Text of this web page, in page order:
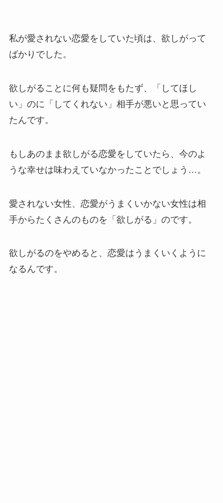
私が愛されない恋愛をしていた頃は、欲しがって
ばかりでした。
欲しがることに何も疑問をもたず、「してほし
い」のに「してくれない」相手が悪いと思ってい
たんです。
もしあのまま欲しがる恋愛をしていたら、今のよ
うな幸せは味わえていなかったことでしょう…。
愛されない女性、恋愛がうまくいかない女性は相
手からたくさんのものを「欲しがる」のです。
欲しがるのをやめると、恋愛はうまくいくように
なるんです。